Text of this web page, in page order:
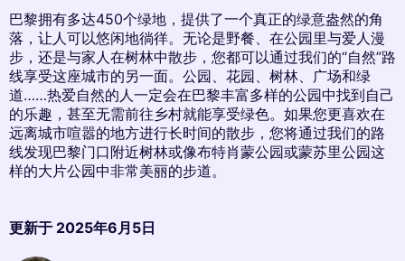
巴黎拥有多达450个绿地，提供了一个真正的绿意盎然的角
落，让人可以悠闲地徜徉。无论是野餐、在公园里与爱人漫
步，还是与家人在树林中散步，您都可以通过我们的“自然”路
线享受这座城市的另一面。公园、花园、树林、广场和绿
道……热爱自然的人一定会在巴黎丰富多样的公园中找到自己
的乐趣，甚至无需前往乡村就能享受绿色。如果您更喜欢在
远离城市喧嚣的地方进行长时间的散步，您将通过我们的路
线发现巴黎门口附近树林或像布特肖蒙公园或蒙苏里公园这
样的大片公园中非常美丽的步道。
更新于 2025年6月5日